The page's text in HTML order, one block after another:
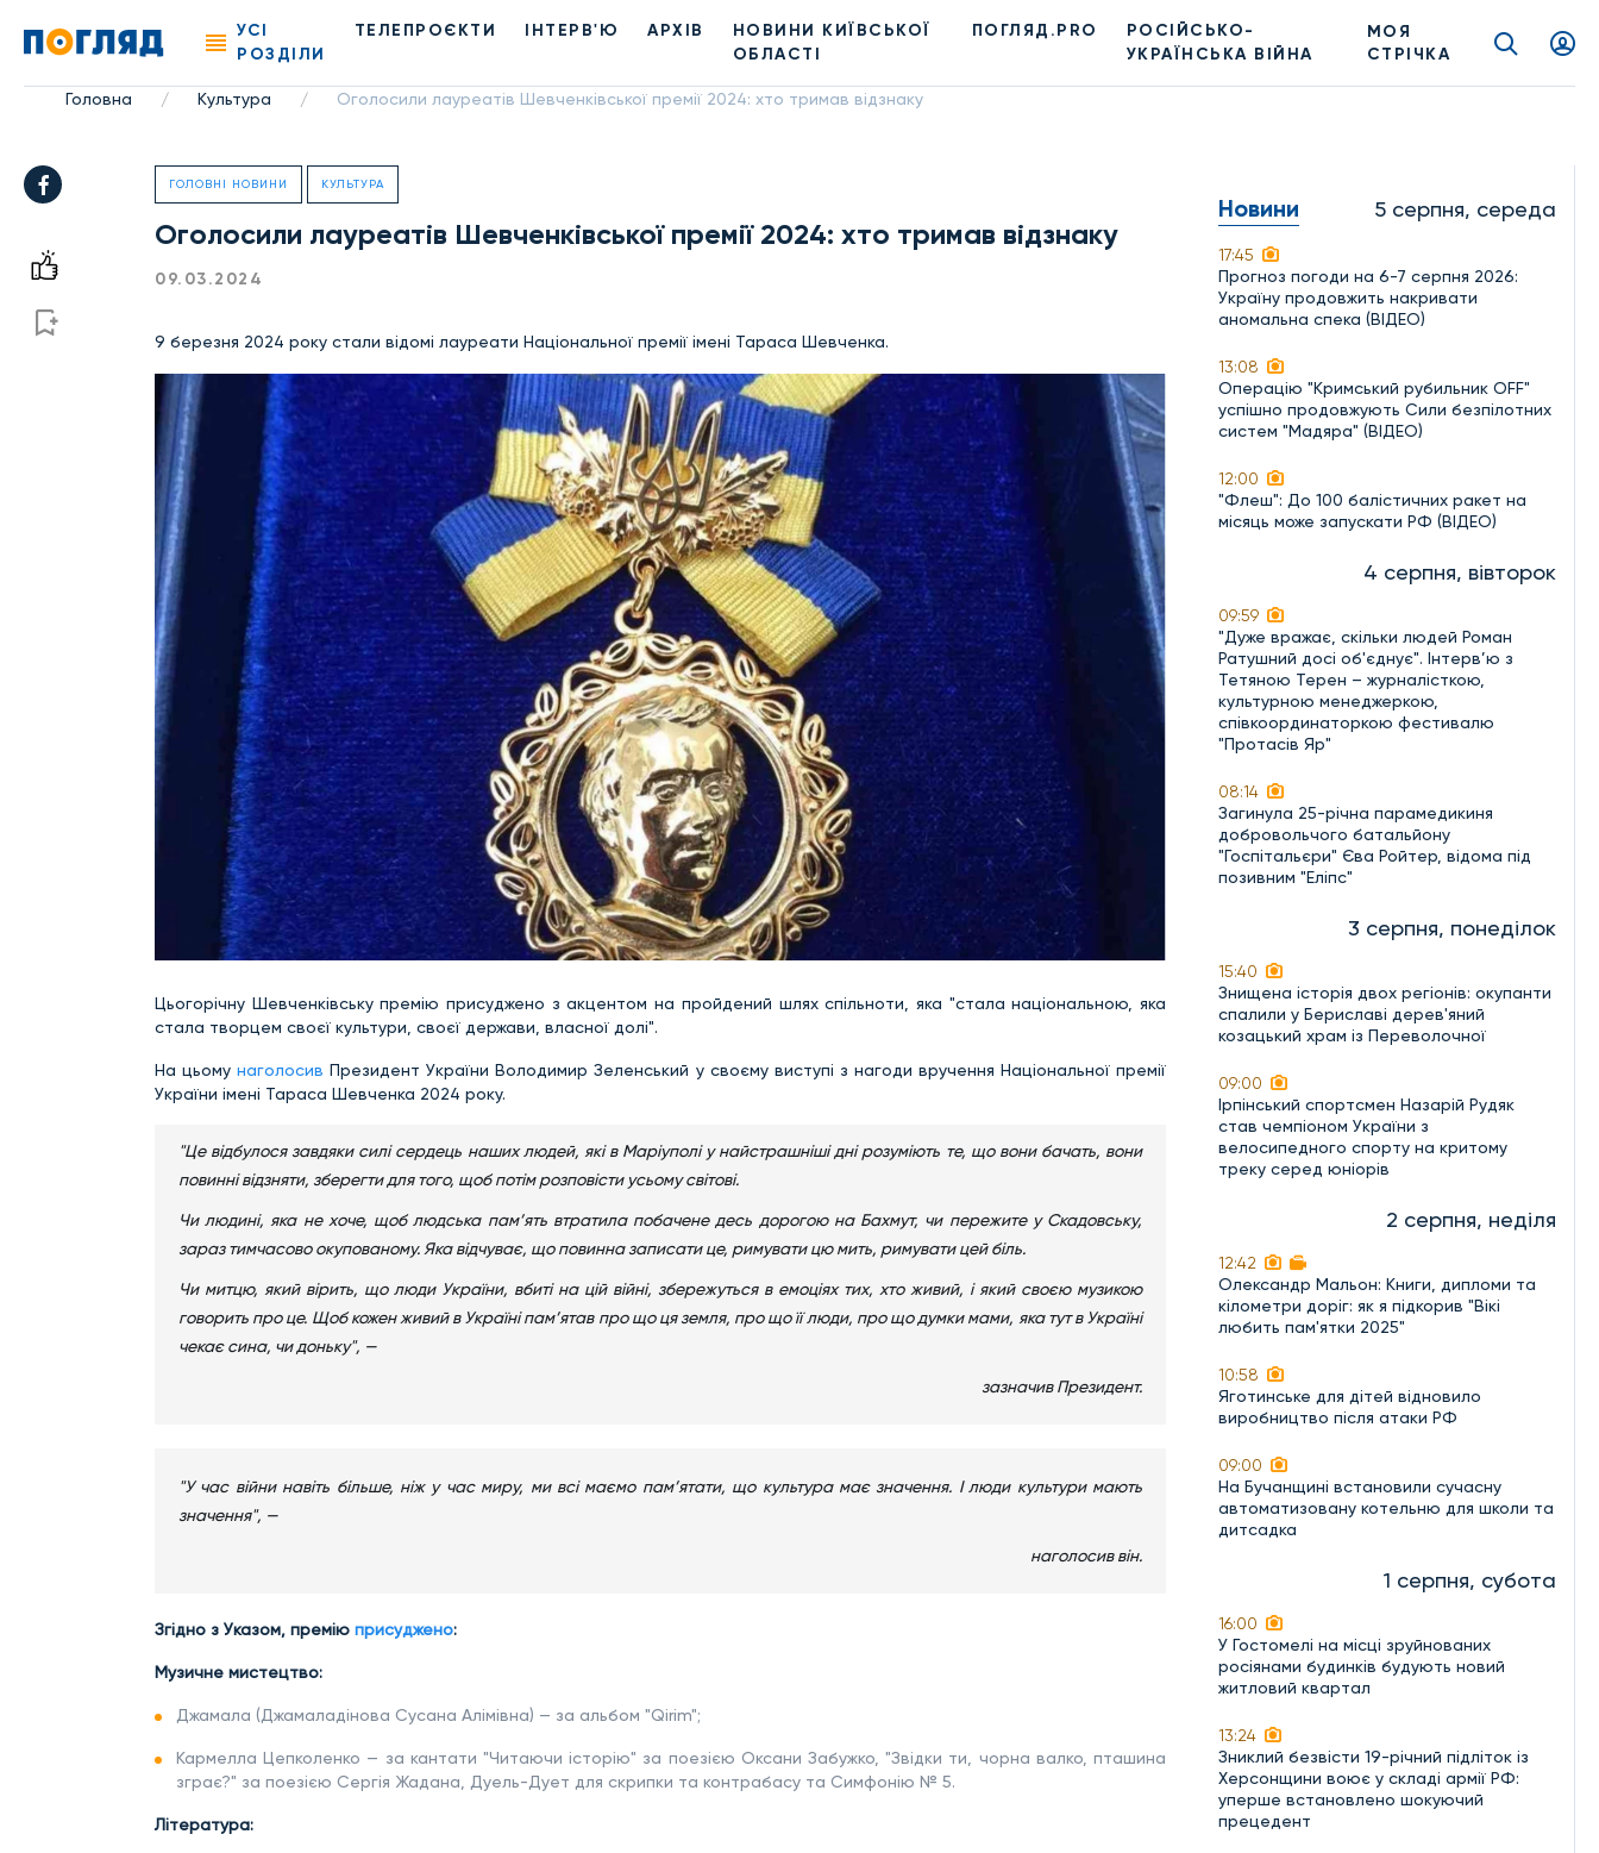
УСІ
РОЗДІЛИ
ТЕЛЕПРОЄКТИ ІНТЕРВ'Ю АРХІВ
НОВИНИ КИЇВСЬКОЇ
ОБЛАСТІ
ПОГЛЯД.PRO
РОСІЙСЬКО-
УКРАЇНСЬКА ВІЙНА
МОЯ
СТРІЧКА
Головна / Культура / Оголосили лауреатів Шевченківської премії 2024: хто тримав відзнаку
ГОЛОВНІ НОВИНИ КУЛЬТУРА
Оголосили лауреатів Шевченківської премії 2024: хто тримав відзнаку
09.03.2024
9 березня 2024 року стали відомі лауреати Національної премії імені Тараса Шевченка.
Цьогорічну Шевченківську премію присуджено з акцентом на пройдений шлях спільноти, яка "стала національною, яка
стала творцем своєї культури, своєї держави, власної долі".
На цьомунаголосив Президент України Володимир Зеленський у своєму виступі з нагоди вручення Національної премії
України імені Тараса Шевченка 2024 року.
"Це відбулося завдяки силі сердець наших людей, які в Маріуполі у найстрашніші дні розуміють те, що вони бачать, вони
повинні відзняти, зберегти для того, щоб потім розповісти усьому світові.
Чи людині, яка не хоче, щоб людська пам’ять втратила побачене десь дорогою на Бахмут, чи пережите у Скадовську,
зараз тимчасово окупованому. Яка відчуває, що повинна записати це, римувати цю мить, римувати цей біль.
Чи митцю, який вірить, що люди України, вбиті на цій війні, збережуться в емоціях тих, хто живий, і який своєю музикою
говорить про це. Щоб кожен живий в Україні пам’ятав про що ця земля, про що її люди, про що думки мами, яка тут в Україні
чекає сина, чи доньку", —
зазначив Президент.
"У час війни навіть більше, ніж у час миру, ми всі маємо пам’ятати, що культура має значення. І люди культури мають
значення", —
наголосив він.
Згідно з Указом, премію присуджено:
Музичне мистецтво:
Джамала (Джамаладінова Сусана Алімівна) — за альбом "Qirim";
Кармелла Цепколенко — за кантати "Читаючи історію" за поезією Оксани Забужко, "Звідки ти, чорна валко, пташина
зграє?" за поезією Сергія Жадана, Дуель-Дует для скрипки та контрабасу та Симфонію № 5.
Література:
Новини 5 серпня, середа
17:45
Прогноз погоди на 6-7 серпня 2026:
Україну продовжить накривати
аномальна спека (ВІДЕО)
13:08
Операцію "Кримський рубильник OFF"
успішно продовжують Сили безпілотних
систем "Мадяра" (ВІДЕО)
12:00
"Флеш": До 100 балістичних ракет на
місяць може запускати РФ (ВІДЕО)
4 серпня, вівторок
09:59
"Дуже вражає, скільки людей Роман
Ратушний досі об'єднує". Інтерв’ю з
Тетяною Терен – журналісткою,
культурною менеджеркою,
співкоординаторкою фестивалю
"Протасів Яр"
08:14
Загинула 25-річна парамедикиня
добровольчого батальйону
"Госпітальєри" Єва Ройтер, відома під
позивним "Еліпс"
3 серпня, понеділок
15:40
Знищена історія двох регіонів: окупанти
спалили у Бериславі дерев'яний
козацький храм із Переволочної
09:00
Ірпінський спортсмен Назарій Рудяк
став чемпіоном України з
велосипедного спорту на критому
треку серед юніорів
2 серпня, неділя
12:42
Олександр Мальон: Книги, дипломи та
кілометри доріг: як я підкорив "Вікі
любить пам'ятки 2025"
10:58
Яготинське для дітей відновило
виробництво після атаки РФ
09:00
На Бучанщині встановили сучасну
автоматизовану котельню для школи та
дитсадка
1 серпня, субота
16:00
У Гостомелі на місці зруйнованих
росіянами будинків будують новий
житловий квартал
13:24
Зниклий безвісти 19-річний підліток із
Херсонщини воює у складі армії РФ:
уперше встановлено шокуючий
прецедент